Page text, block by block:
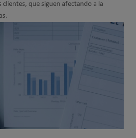
que siguen afectando a la